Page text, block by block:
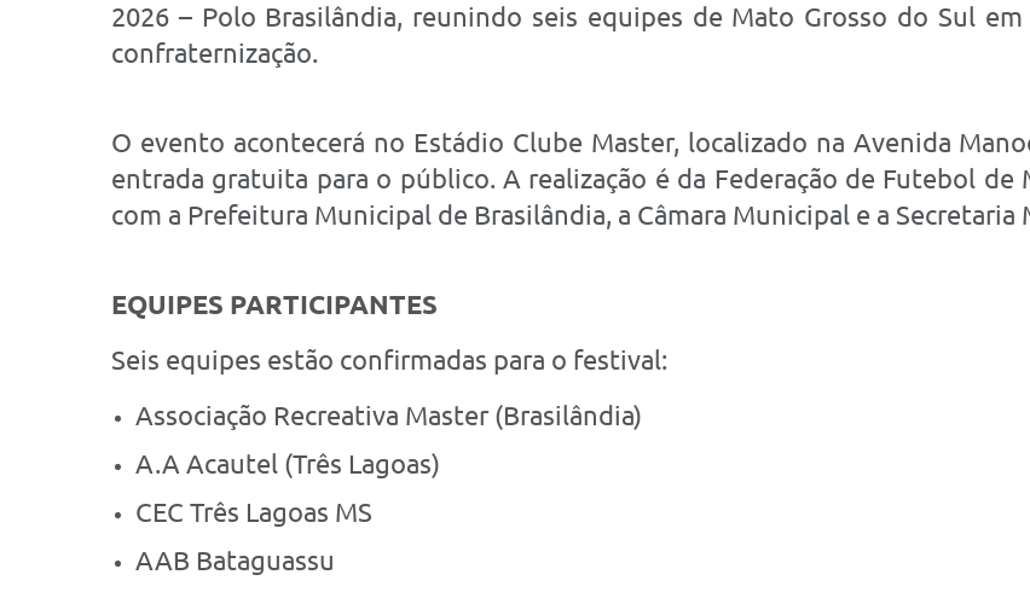
2026 – Polo Brasilândia, reunindo seis equipes de Mato Grosso do Sul
confraternização.
O evento acontecerá no Estádio Clube Master, localizado na Avenida
entrada gratuita para o público. A realização é da Federação de Futebol de
com a Prefeitura Municipal de Brasilândia, a Câmara Municipal e a Secretaria
EQUIPES PARTICIPANTES
Seis equipes estão confirmadas para o festival:
Associação Recreativa Master (Brasilândia)
A.A Acautel (Três Lagoas)
CEC Três Lagoas MS
AAB Bataguassu